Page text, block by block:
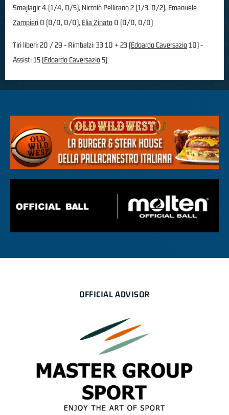
Smajlagic4 (1/4, 0/5), Niccolò Pellicano2 (1/3, 0/2), Emanuele
Zampieri 0 (0/0, 0/0), Elia Zinato 0 (0/0, 0/0)
Tiri liberi: 20 / 29 - Rimbalzi: 33 10 + 23 (Edoardo Caversazio10) -
Assist: 15 (Edoardo Caversazio5)
OFFICIAL ADVISOR